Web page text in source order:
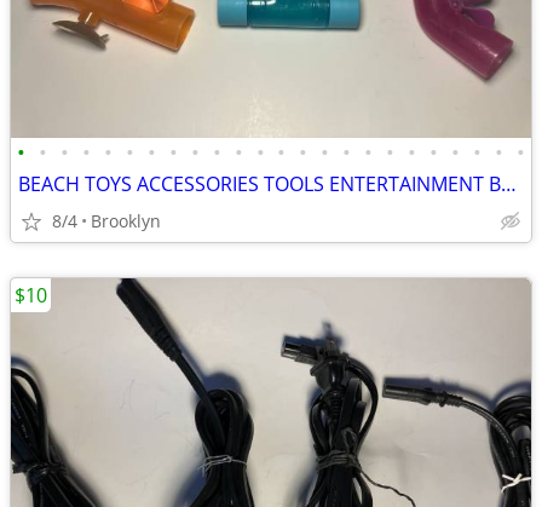
• • • • • • • • • • • • • • • • • • • • • • • •
BEACH TOYS ACCESSORIES TOOLS ENTERTAINMENT BREAKAWAY KIDS OUTDOOR FUN
8/4 Brooklyn
$10